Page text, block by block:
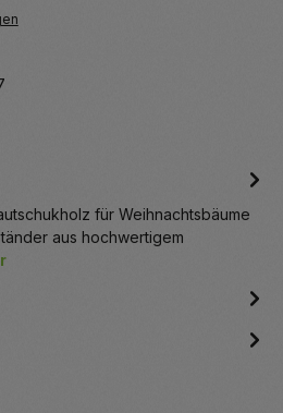
für Weihnachtsbäume
aus hochwertigem